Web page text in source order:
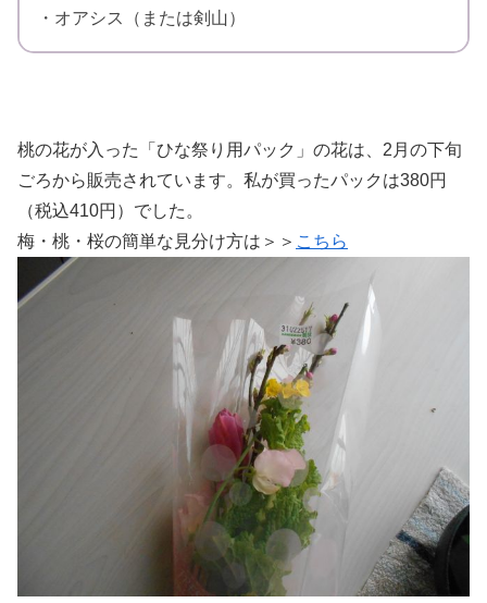
・オアシス（または剣山）
桃の花が入った「ひな祭り用パック」の花は、2月の下旬
ごろから販売されています。私が買ったパックは380円
（税込410円）でした。
梅・桃・桜の簡単な見分け方は＞＞ こちら